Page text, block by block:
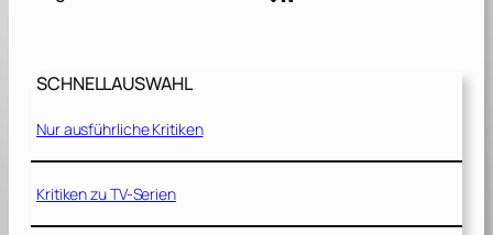
S
t
a
SCHNELLAUSWAHL
Nur ausführliche Kritiken
Kritiken zu TV-Serien